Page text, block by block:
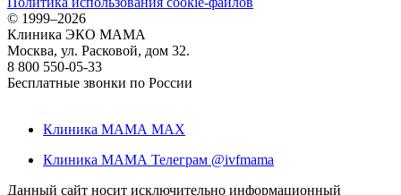
© 1999–2026
Клиника ЭКО МАМА
Москва, ул. Расковой, дом 32.
8 800 550-05-33
Бесплатные звонки по России
Клиника МАМА MAX
Клиника МАМА Телеграм @ivfmama
Данный сайт носит исключительно информационный